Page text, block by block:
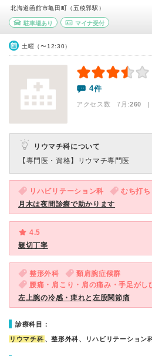
北海道函館市亀田町（五稜郭駅）
駐車場あり マイナ受付
土曜（〜12:30）
4件
アクセス数 7月:260 |
リウマチ科について
【専門医・資格】
リウマチ専門医
リハビリテーション科 むち打ち
月木は夜間診療で助かります
4.5
親切丁寧
整形外科
頸肩腕症候群
腰痛・肩こり・肩の痛み・手足がし
左上腕の冷感・痺れと左股関節痛
診療科目：
リウマチ科 、整形外科、リハビリテーション